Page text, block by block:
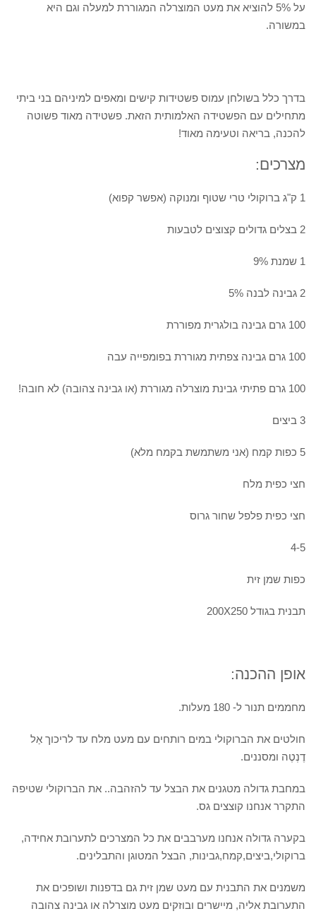
על 5% להוציא את מעט המוצרלה המגוררת למעלה וגם היא
במשורה.
בדרך כלל בשולחן עמוס פשטידות קישים ומאפים למיניהם בני ביתי
מתחילים עם הפשטידה האלמותית הזאת. פשטידה מאוד פשוטה
להכנה, בריאה וטעימה מאוד!
מצרכים:
1 ק"ג ברוקולי טרי שטוף ומנוקה (אפשר קפוא)
2 בצלים גדולים קצוצים לטבעות
1 שמנת 9%
2 גבינה לבנה 5%
100 גרם גבינה בולגרית מפוררת
100 גרם גבינה צפתית מגוררת בפומפייה עבה
100 גרם פתיתי גבינת מוצרלה מגוררת (או גבינה צהובה) לא חובה!
3 ביצים
5 כפות קמח (אני משתמשת בקמח מלא)
חצי כפית מלח
חצי כפית פלפל שחור גרוס
4-5
כפות שמן זית
תבנית בגודל 200X250
אופן ההכנה:
מחממים תנור ל- 180 מעלות.
חולטים את הברוקולי במים רותחים עם מעט מלח עד לריכוך אַל
דֶנְטֶה ומסננים.
במחבת גדולה מטגנים את הבצל עד להזהבה.. את הברוקולי שטיפה
התקרר אנחנו קוצצים גס.
בקערה גדולה אנחנו מערבבים את כל המצרכים לתערובת אחידה,
ברוקולי,ביצים,קמח,גבינות, הבצל המטוגן והתבלינים.
משמנים את התבנית עם מעט שמן זית גם בדפנות ושופכים את
התערובת אליה, מיישרים ובוזקים מעט מוצרלה או גבינה צהובה